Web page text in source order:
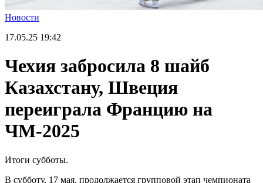
Новости
17.05.25 19:42
Чехия забросила 8 шайб
Казахстану, Швеция
переиграла Францию на
ЧМ-2025
Итоги субботы.
В субботу, 17 мая, продолжается групповой этап чемпионата